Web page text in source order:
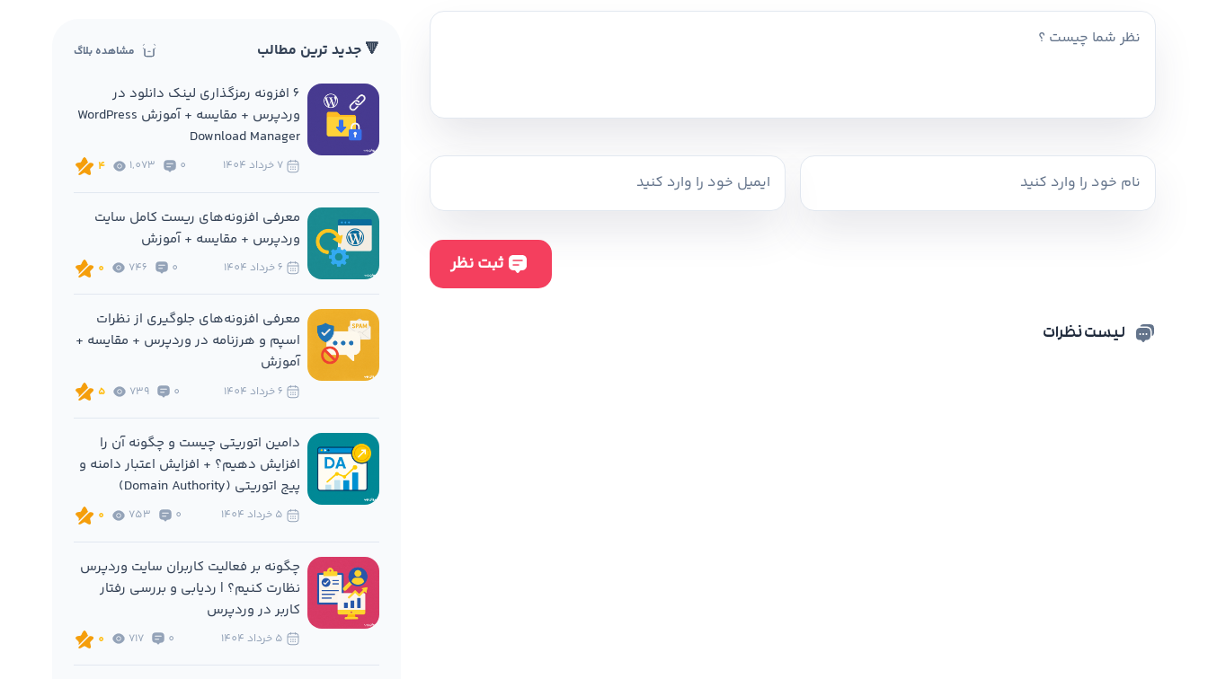
لیست نظرات
🔻 جدید ترین مطالب مشاهده بلاگ
6 افزونه‌ رمزگذاری لینک دانلود در
وردپرس + مقایسه + آموزش WordPress
Download Manager
0
1,073
4
معرفی افزونه‌های ریست کامل سایت
وردپرس + مقایسه + آموزش
0
746
0
معرفی افزونه‌های جلوگیری از نظرات
اسپم و هرزنامه در وردپرس + مقایسه +
آموزش
0
739
5
دامین اتوریتی چیست و چگونه آن را
افزایش دهیم؟ + افزایش اعتبار دامنه و
پیج اتوریتی (Domain Authority)
0
753
0
چگونه بر فعالیت کاربران سایت وردپرس
نظارت کنیم؟ | ردیابی و بررسی رفتار
کاربر در وردپرس
0
717
0